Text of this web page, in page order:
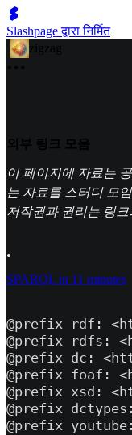
Slashpage द्वारा निर्मित
zigzag
외부 링크 모음
이 페이지에 자료는
는 자료를 스터디 모
저작권과 권리는 링
•
SPARQL in 11 minutes
@prefix rdf:
@prefix rdfs:
@prefix dc:
@prefix foaf:
@prefix xsd:
@prefix
@prefix